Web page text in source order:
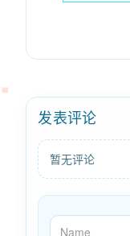
发表评论
暂无评论